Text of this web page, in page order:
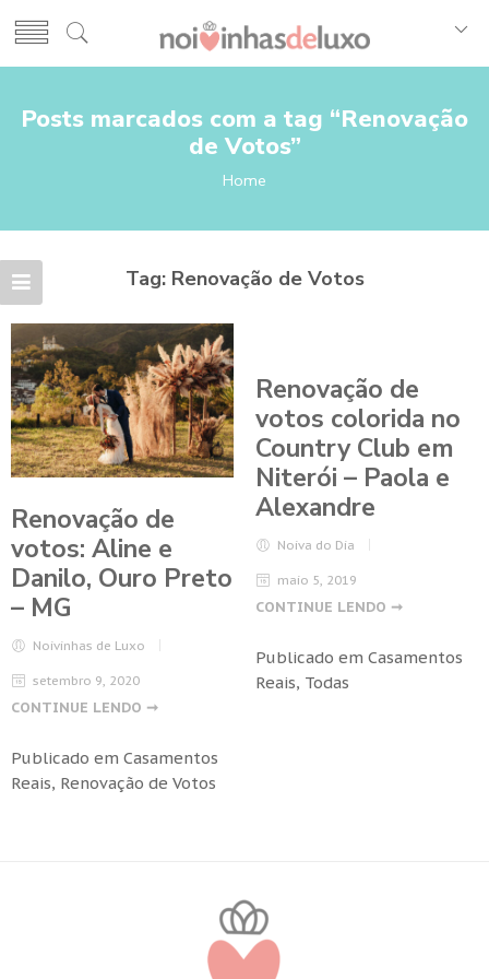
Posts marcados com a tag “Renovação
de Votos”
Home
Tag: Renovação de Votos
Renovação de
votos: Aline e
Danilo, Ouro Preto
– MG
Noivinhas de Luxo
setembro 9, 2020
CONTINUE LENDO ➞
Publicado em Casamentos
Reais, Renovação de Votos
Renovação de
votos colorida no
Country Club em
Niterói – Paola e
Alexandre
Noiva do Dia
maio 5, 2019
CONTINUE LENDO ➞
Publicado em Casamentos
Reais, Todas